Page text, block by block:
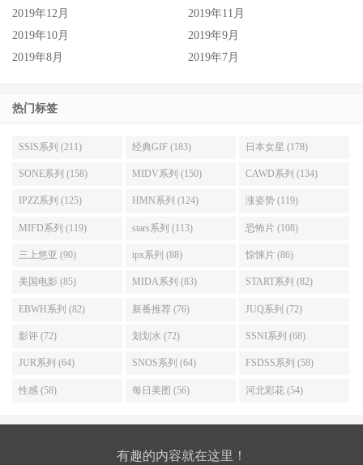
2019年12月
2019年11月
2019年10月
2019年9月
2019年8月
2019年7月
热门标签
SSIS系列 (211) 经典GIF (183) 日本女星 (178)
SONE系列 (158) MIDV系列 (150) CAWD系列 (134)
IPZZ系列 (125) HMN系列 (124) 涨姿势 (119)
MIFD系列 (119) stars系列 (113) 恐怖片 (108)
三上悠亚 (90) ipx系列 (88) 惊悚片 (86)
美国电影 (85) MIDA系列 (83) START系列 (82)
EBWH系列 (82) 新番推荐 (76) JUQ系列 (72)
影评 (72) 划划水 (72) SSNI系列 (68)
JUR系列 (64) SNOS系列 (64) FSDSS系列 (58)
性感 (58) 每日美图 (56) 河北彩花 (54)
有趣的内容就在这里！